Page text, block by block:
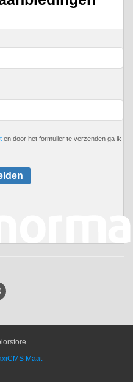
en door het formulier te verzenden ga ik
Maat